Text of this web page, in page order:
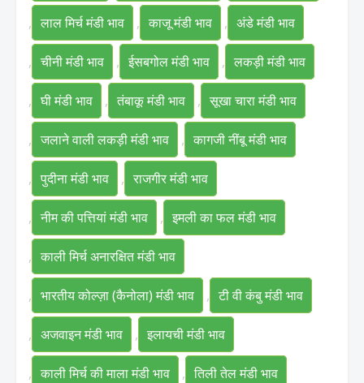
, लाल मिर्च मंडी भाव , काजू मंडी भाव , अंडे मंडी भाव
, चीनी मंडी भाव , ईसबगोल मंडी भाव , लकड़ी मंडी भाव
, घी मंडी भाव , तंबाकू मंडी भाव , सूखा चारा मंडी भाव
, जलाने वाली लकड़ी मंडी भाव , कागजी नींबू मंडी भाव
, पुदीना मंडी भाव , राजगीर मंडी भाव
, नीम की पत्तियां मंडी भाव , इमली का फल मंडी भाव
, काली मिर्च अनारक्षित मंडी भाव
, भारतीय कोल्ज़ा (कैनोला) मंडी भाव , टी वी कंबु मंडी भाव
, अजवाइन मंडी भाव , इलायची मंडी भाव
, काली मिर्च की माला मंडी भाव , तिली तेल मंडी भाव